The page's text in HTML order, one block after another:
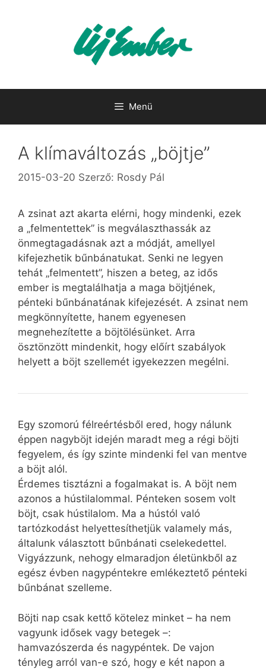
Menü
A klímaváltozás „böjtje”
2015-03-20 Szerző: Rosdy Pál
A zsinat azt akarta elérni, hogy mindenki, ezek
a „felmentettek” is megválaszthassák az
önmegtagadásnak azt a módját, amellyel
kifejezhetik bűnbánatukat. Senki ne legyen
tehát „felmentett”, hiszen a beteg, az idős
ember is megtalálhatja a maga böjtjének,
pénteki bűnbánatának kifejezését. A zsinat nem
megkönnyítette, hanem egyenesen
megnehezítette a böjtölésünket. Arra
ösztönzött mindenkit, hogy előírt szabályok
helyett a böjt szellemét igyekezzen megélni.
Egy szomorú félreértésből ered, hogy nálunk
éppen nagyböjt idején maradt meg a régi böjti
fegyelem, és így szinte mindenki fel van mentve
a böjt alól.
Érdemes tisztázni a fogalmakat is. A böjt nem
azonos a hústilalommal. Pénteken sosem volt
böjt, csak hústilalom. Ma a hústól való
tartózkodást helyettesíthetjük valamely más,
általunk választott bűnbánati cselekedettel.
Vigyázzunk, nehogy elmaradjon életünkből az
egész évben nagypéntekre emlékeztető pénteki
bűnbánat szelleme.
Böjti nap csak kettő kötelez minket – ha nem
vagyunk idősek vagy betegek –:
hamvazószerda és nagypéntek. De vajon
tényleg arról van-e szó, hogy e két napon a